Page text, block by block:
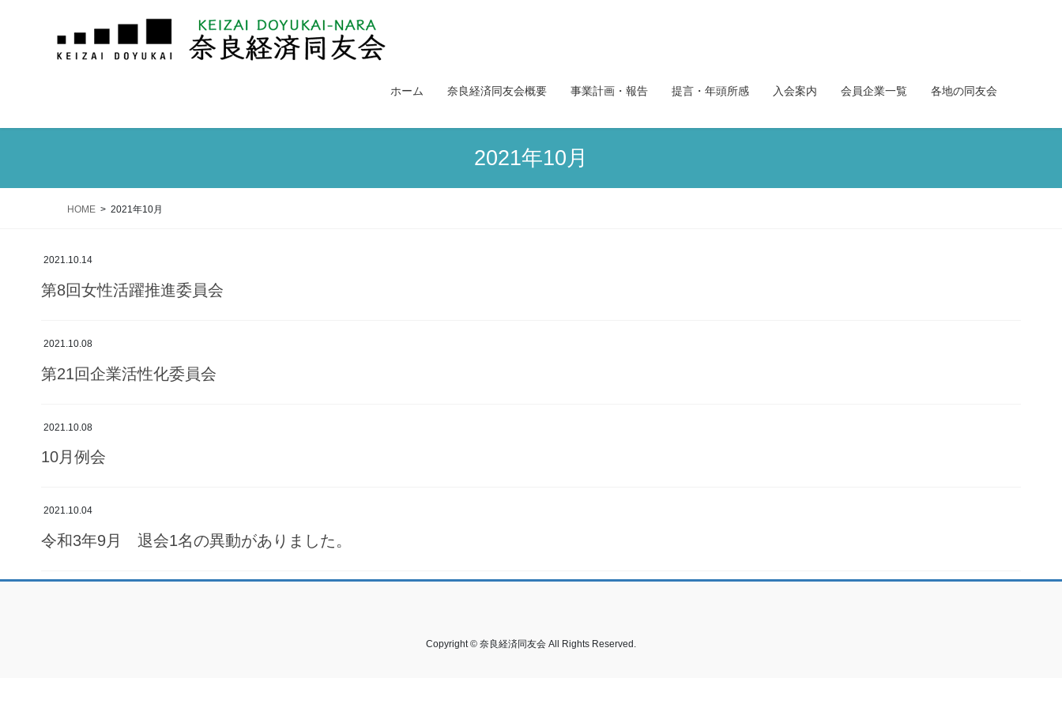
ホーム 奈良経済同友会概要 事業計画・報告 提言・年頭所感 入会案内 会員企業一覧 各地の同友会
2021年10月
HOME 2021年10月
2021.10.14
第8回女性活躍推進委員会
2021.10.08
第21回企業活性化委員会
2021.10.08
10月例会
2021.10.04
令和3年9月 退会1名の異動がありました。
Copyright © 奈良経済同友会 All Rights Reserved.